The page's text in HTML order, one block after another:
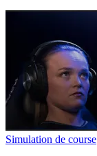
Simulation de course